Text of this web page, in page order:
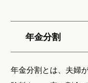
年金分割
年金分割とは、夫婦